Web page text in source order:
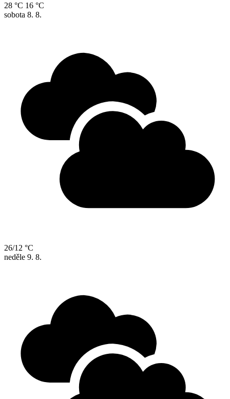
28 °C 16 °C
sobota 8. 8.
26/12 °C
neděle 9. 8.